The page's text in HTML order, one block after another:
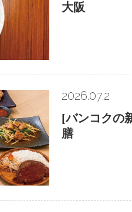
大阪
2026.07.2
[バンコクの
膳